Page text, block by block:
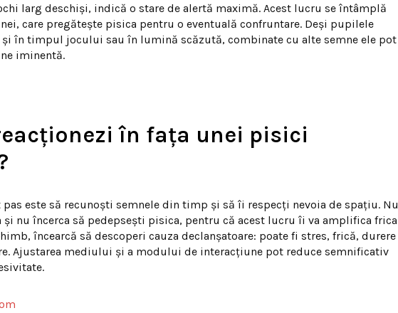
larg deschiși, indică o stare de alertă maximă. Acest lucru se întâmplă
care pregătește pisica pentru o eventuală confruntare. Deși pupilele
în timpul jocului sau în lumină scăzută, combinate cu alte semne ele pot
iminentă.
în fața unei pisici
este să recunoști semnele din timp și să îi respecți nevoia de spațiu. Nu
nu încerca să pedepsești pisica, pentru că acest lucru îi va amplifica frica
încearcă să descoperi cauza declanșatoare: poate fi stres, frică, durere
Ajustarea mediului și a modului de interacțiune pot reduce semnificativ